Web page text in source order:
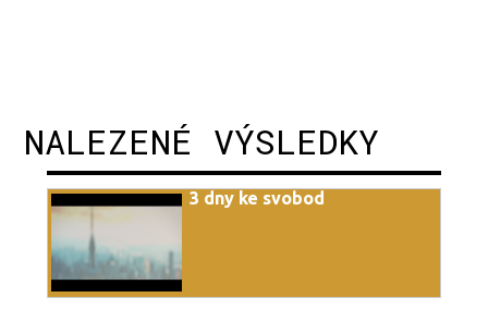
NALEZENÉ VÝSLEDKY
3 dny ke svobod